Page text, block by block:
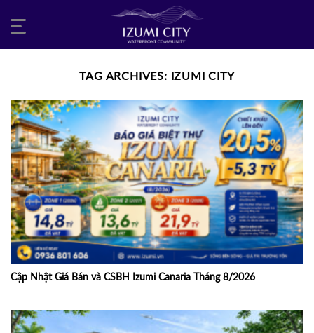
TAG ARCHIVES: IZUMI CITY
Cập Nhật Giá Bán và CSBH Izumi Canaria Tháng 8/2026